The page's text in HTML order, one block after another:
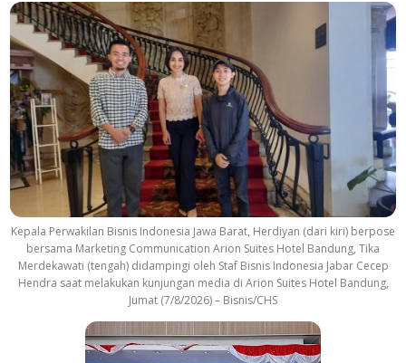
Kepala Perwakilan Bisnis Indonesia Jawa Barat, Herdiyan (dari kiri) berpose
bersama Marketing Communication Arion Suites Hotel Bandung, Tika
Merdekawati (tengah) didampingi oleh Staf Bisnis Indonesia Jabar Cecep
Hendra saat melakukan kunjungan media di Arion Suites Hotel Bandung,
Jumat (7/8/2026) – Bisnis/CHS